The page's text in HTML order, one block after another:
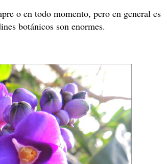
o en todo momento, pero en general es
botánicos son enormes.